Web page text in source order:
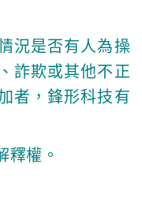
況是否有人為操
詐欺或其他不正
者，鋒形科技有
釋權。